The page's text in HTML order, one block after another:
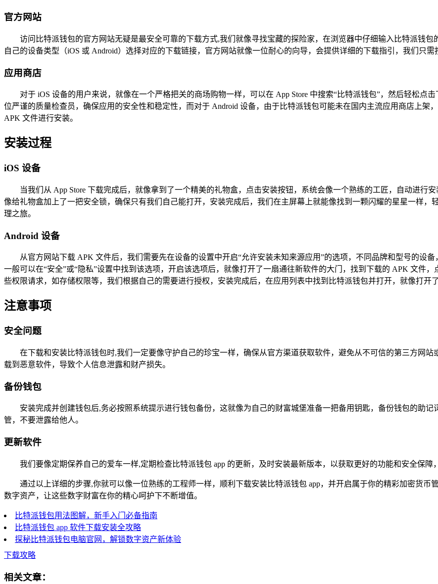
官方网站
访问比特派钱包的官方网站无疑是最安全可靠的下载方式,我们就像寻找宝藏的探险家，在浏览器中仔细输入比特派钱
自己的设备类型（iOS 或 Android）选择对应的下载链接，官方网站就像一位耐心的向导，会提供详细的下载指引，我们只
应用商店
对于 iOS 设备的用户来说，就像在一个严格把关的商场购物一样，可以在 App Store 中搜索“比特派钱包”，然后轻松点
位严谨的质量检查员，确保应用的安全性和稳定性，而对于 Android 设备，由于比特派钱包可能未在国内主流应用商店上架
APK 文件进行安装。
安装过程
iOS 设备
当我们从 App Store 下载完成后，就像拿到了一个精美的礼物盒，点击安装按钮，系统会像一个熟练的工匠，自动进行
像给礼物盒加上了一把安全锁，确保只有我们自己能打开，安装完成后，我们在主屏幕上就能像找到一颗闪耀的星星一样
理之旅。
Android 设备
从官方网站下载 APK 文件后，我们需要先在设备的设置中开启“允许安装未知来源应用”的选项，不同品牌和型号的设
一般可以在“安全”或“隐私”设置中找到该选项，开启该选项后，就像打开了一扇通往新软件的大门，找到下载的 APK 文件
些权限请求，如存储权限等，我们根据自己的需要进行授权，安装完成后，在应用列表中找到比特派钱包并打开，就像打开
注意事项
安全问题
在下载和安装比特派钱包时,我们一定要像守护自己的珍宝一样，确保从官方渠道获取软件，避免从不可信的第三方网
载到恶意软件，导致个人信息泄露和财产损失。
备份钱包
安装完成并创建钱包后,务必按照系统提示进行钱包备份，这就像为自己的财富城堡准备一把备用钥匙，备份钱包的助
管，不要泄露给他人。
更新软件
我们要像定期保养自己的爱车一样,定期检查比特派钱包 app 的更新，及时安装最新版本，以获取更好的功能和安全保障
通过以上详细的步骤,你就可以像一位熟练的工程师一样，顺利下载安装比特派钱包 app，并开启属于你的精彩加密货
数字资产，让这些数字财富在你的精心呵护下不断增值。
比特派钱包用法图解，新手入门必备指南
比特派钱包 app 软件下载安装全攻略
探秘比特派钱包电脑官网，解锁数字资产新体验
下载攻略
相关文章：